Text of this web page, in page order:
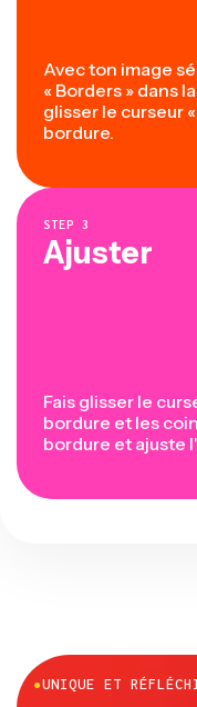
Avec ton image
« Borders » dans
glisser le curseur
bordure.
STEP 3
Ajuster
Fais glisser le
bordure et les
bordure et ajuste
●UNIQUE ET